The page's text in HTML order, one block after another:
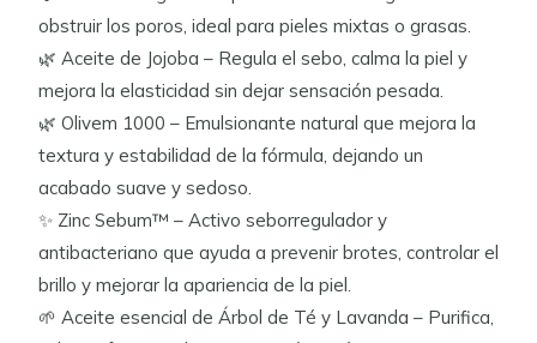
obstruir los poros, ideal para pieles mixtas o grasas.
🌿 Aceite de Jojoba – Regula el sebo, calma la piel y
mejora la elasticidad sin dejar sensación pesada.
🌿 Olivem 1000 – Emulsionante natural que mejora la
textura y estabilidad de la fórmula, dejando un
acabado suave y sedoso.
✨ Zinc Sebum™ – Activo seborregulador y
antibacteriano que ayuda a prevenir brotes, controlar el
brillo y mejorar la apariencia de la piel.
🌱 Aceite esencial de Árbol de Té y Lavanda – Purifica,